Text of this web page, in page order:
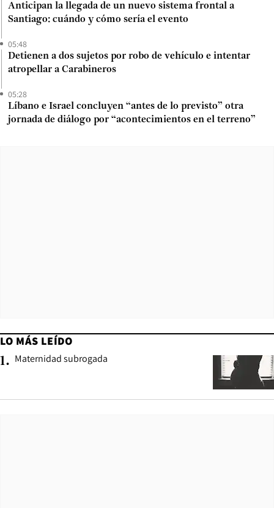
Anticipan la llegada de un nuevo sistema frontal a
Santiago: cuándo y cómo sería el evento
05:48
Detienen a dos sujetos por robo de vehículo e intentar
atropellar a Carabineros
05:28
Líbano e Israel concluyen “antes de lo previsto” otra
jornada de diálogo por “acontecimientos en el terreno”
LO MÁS LEÍDO
1. Maternidad subrogada